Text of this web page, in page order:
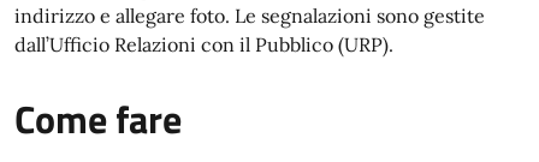
indirizzo e allegare foto. Le segnalazioni sono gestite
dall’Ufficio Relazioni con il Pubblico (URP).
Come fare